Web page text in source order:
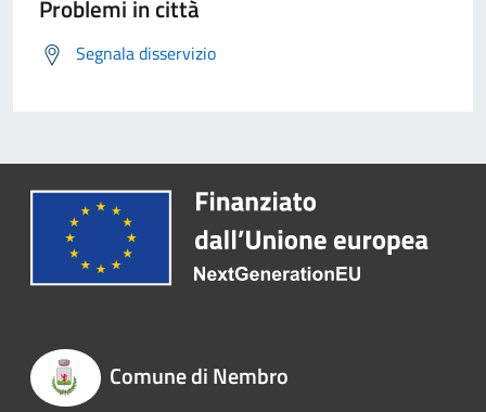
Problemi in città
Segnala disservizio
Comune di Nembro